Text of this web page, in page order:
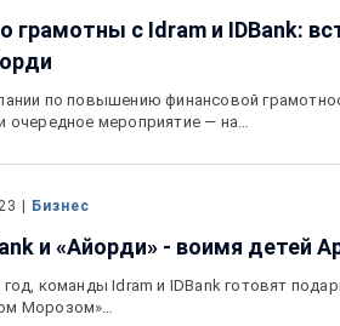
грамотны с Idram и IDBank:
по повышению финансовой
очередное мероприятие — на…
| Бизнес
и «Айорди» - воимя детей
команды Idram и IDBank готовят
Морозом»…